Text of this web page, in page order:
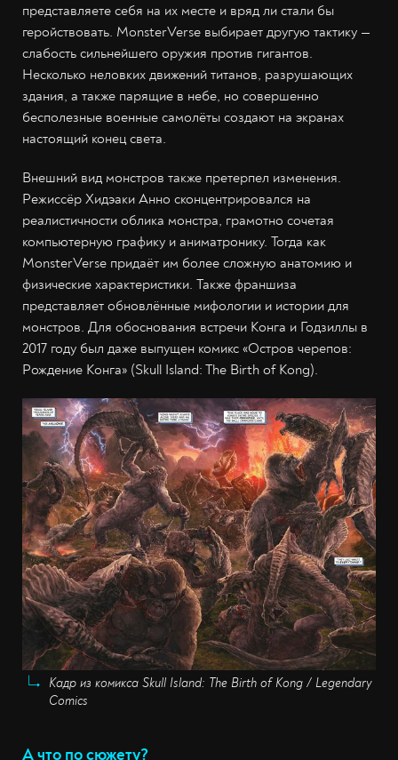
представляете себя на их месте и вряд ли стали бы
геройствовать. MonsterVerse выбирает другую тактику —
слабость сильнейшего оружия против гигантов.
Несколько неловких движений титанов, разрушающих
здания, а также парящие в небе, но совершенно
бесполезные военные самолёты создают на экранах
настоящий конец света.
Внешний вид монстров также претерпел изменения.
Режиссёр Хидэаки Анно сконцентрировался на
реалистичности облика монстра, грамотно сочетая
компьютерную графику и аниматронику. Тогда как
MonsterVerse придаёт им более сложную анатомию и
физические характеристики. Также франшиза
представляет обновлённые мифологии и истории для
монстров. Для обоснования встречи Конга и Годзиллы в
2017 году был даже выпущен комикс «Остров черепов:
Рождение Конга» (Skull Island: The Birth of Kong).
Кадр из комикса Skull Island: The Birth of Kong / Legendary
Comics
А что по сюжету?